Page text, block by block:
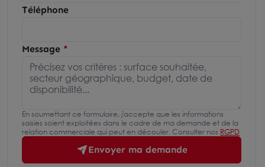
Téléphone
Message
En soumettant ce formulaire, j'accepte que les informations
saisies soient exploitées dans le cadre de ma demande et de la
relation commerciale qui peut en découler. Consulter nos RGPD
Envoyer ma demande